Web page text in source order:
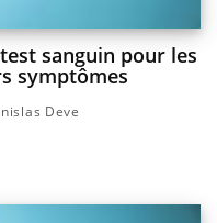
sanguin pour les
symptômes
Deve